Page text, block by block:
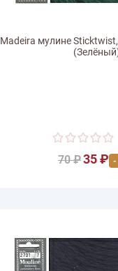
Madeira мулине
70 ₽35 ₽ -